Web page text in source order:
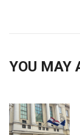
YOU MAY